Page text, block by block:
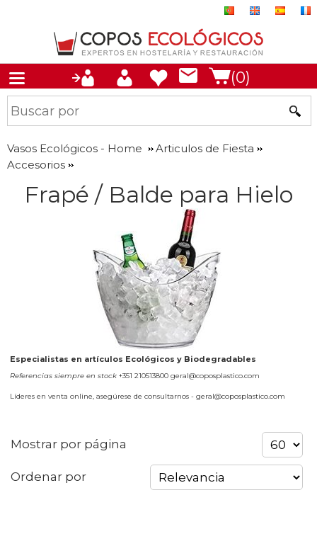
(0)
Vasos Ecológicos - Home
Articulos de Fiesta
Accesorios
Frapé / Balde para Hielo
Especialistas en artículos Ecológicos y Biodegradables
Referencias siempre en stock +351 210513800 geral@coposplastico.com
Líderes en venta online, asegúrese de consultarnos - geral@coposplastico.com
Mostrar por página
Ordenar por